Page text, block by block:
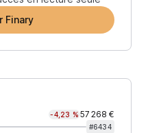
Finary
-4,23 % 57 268 €
#6434